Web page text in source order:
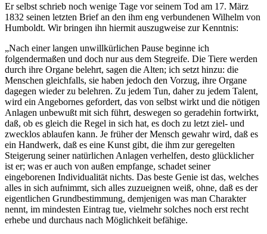
Er selbst schrieb noch wenige Tage vor seinem Tod am 17. März
1832 seinen letzten Brief an den ihm eng verbundenen Wilhelm von
Humboldt. Wir bringen ihn hiermit auszugweise zur Kenntnis:
„Nach einer langen unwillkürlichen Pause beginne ich
folgendermaßen und doch nur aus dem Stegreife. Die Tiere werden
durch ihre Organe belehrt, sagen die Alten; ich setzt hinzu: die
Menschen gleichfalls, sie haben jedoch den Vorzug, ihre Organe
dagegen wieder zu belehren. Zu jedem Tun, daher zu jedem Talent,
wird ein Angebornes gefordert, das von selbst wirkt und die nötigen
Anlagen unbewußt mit sich führt, deswegen so geradehin fortwirkt,
daß, ob es gleich die Regel in sich hat, es doch zu letzt ziel- und
zwecklos ablaufen kann. Je früher der Mensch gewahr wird, daß es
ein Handwerk, daß es eine Kunst gibt, die ihm zur geregelten
Steigerung seiner natürlichen Anlagen verhelfen, desto glücklicher
ist er; was er auch von außen empfange, schadet seiner
eingeborenen Individualität nichts. Das beste Genie ist das, welches
alles in sich aufnimmt, sich alles zuzueignen weiß, ohne, daß es der
eigentlichen Grundbestimmung, demjenigen was man Charakter
nennt, im mindesten Eintrag tue, vielmehr solches noch erst recht
erhebe und durchaus nach Möglichkeit befähige.